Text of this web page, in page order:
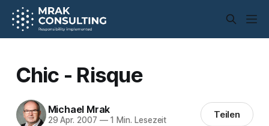
Chic - Risque
Michael Mrak
29 Apr. 2007 —1 Min. Lesezeit Teilen